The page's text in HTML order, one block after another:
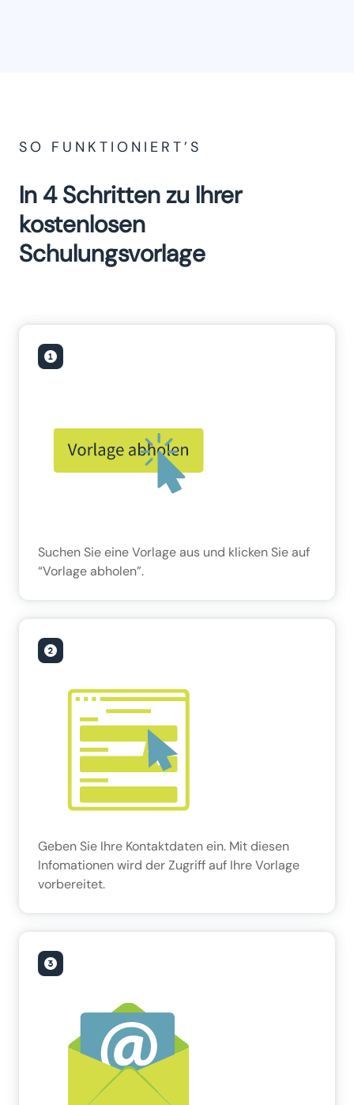
SO FUNKTIONIERT’S
In 4 Schritten zu Ihrer
kostenlosen
Schulungsvorlage
Suchen Sie eine Vorlage aus und klicken Sie auf
“Vorlage abholen”.
Geben Sie Ihre Kontaktdaten ein. Mit diesen
Infomationen wird der Zugriff auf Ihre Vorlage
vorbereitet.